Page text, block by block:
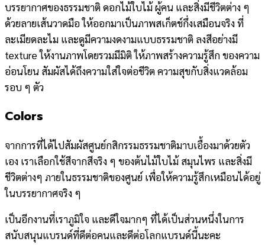
บรรยากาศของธรรมชาติ ดอกไม้ใบไม้ ผู้คน และสิ่งมีชีวิตต่าง ๆ
ด้วยลายเส้นวาดมือ ให้ออกมาเป็นภาพสเก็ตช์กึ่งเสมือนจริง ที่
ละเมียดละไม และดูมีความงดงามแบบธรรมชาติ ลงสีอย่างมี
texture ให้งานภาพโดยรวมมีมิติ ให้ภาพสร้างความรู้สึก ของความ
อ่อนโยน สัมผัสได้ถึงความใส่ใจต่อชีวิต ความสุขกับสิ่งแวดล้อม
รอบ ๆ ตัว
Colors
จากการที่ได้ไปสัมผัสศูนย์กสิกรรมธรรมชาติมาบเอื้องมาด้วยตัว
เอง เราเลือกใช้สีจากสีจริง ๆ ของต้นไม้ใบไม้ สมุนไพร และสิ่งมี
ชีวิตต่างๆ ภายในธรรมชาติของศูนย์ เพื่อให้ความรู้สึกเหมือนได้อยู่
ในบรรยากาศจริง ๆ
เป็นอีกงานที่เราภูมิใจ และดีใจมากๆ ที่ได้เป็นส่วนหนึ่งในการ
สนับสนุนแบรนด์ที่ดีต่อคนและดีต่อโลกแบรนด์นี้นะคะ